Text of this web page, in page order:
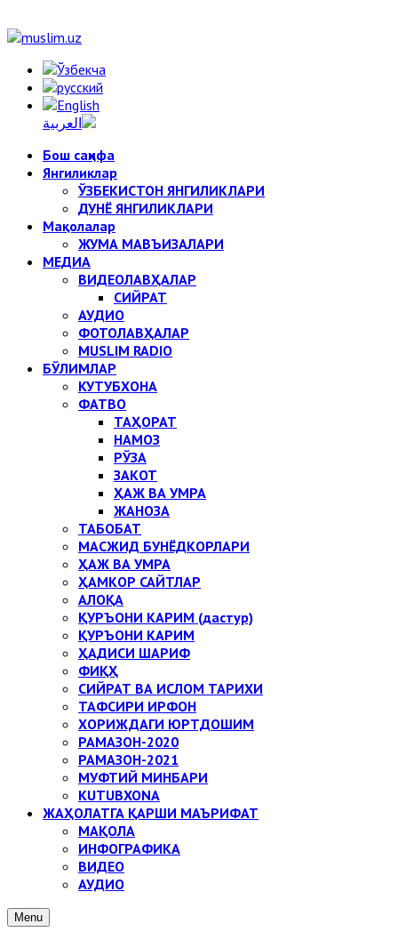
Бош саҳифа
Янгиликлар
ЎЗБЕКИСТОН ЯНГИЛИКЛАРИ
ДУНЁ ЯНГИЛИКЛАРИ
Мақолалар
ЖУМА МАВЪИЗАЛАРИ
МЕДИА
ВИДЕОЛАВҲАЛАР
СИЙРАТ
АУДИО
ФОТОЛАВҲАЛАР
MUSLIM RADIO
БЎЛИМЛАР
КУТУБХОНА
ФАТВО
ТАҲОРАТ
НАМОЗ
РЎЗА
ЗАКОТ
ҲАЖ ВА УМРА
ЖАНОЗА
ТАБОБАТ
МАСЖИД БУНЁДКОРЛАРИ
ҲАЖ ВА УМРА
ҲАМКОР САЙТЛАР
АЛОҚА
ҚУРЪОНИ КАРИМ (дастур)
ҚУРЪОНИ КАРИМ
ҲАДИСИ ШАРИФ
ФИҚҲ
СИЙРАТ ВА ИСЛОМ ТАРИХИ
ТАФСИРИ ИРФОН
ХОРИЖДАГИ ЮРТДОШИМ
РАМАЗОН-2020
РАМАЗОН-2021
МУФТИЙ МИНБАРИ
KUTUBXONA
ЖАҲОЛАТГА ҚАРШИ МАЪРИФАТ
МАҚОЛА
ИНФОГРАФИКА
ВИДЕО
АУДИО
Menu